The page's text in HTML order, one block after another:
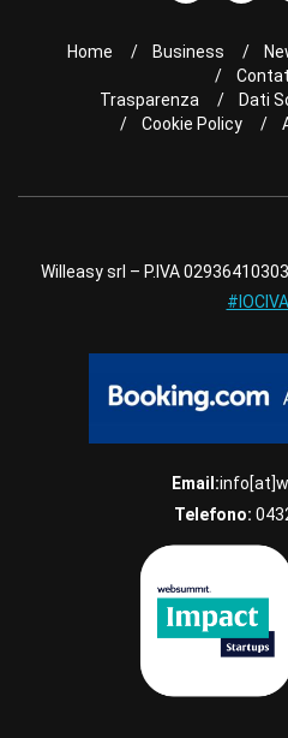
Home Business
Trasparenza
Dati
Cookie Policy
Willeasy srl – P.IVA
Email:
Telefono: